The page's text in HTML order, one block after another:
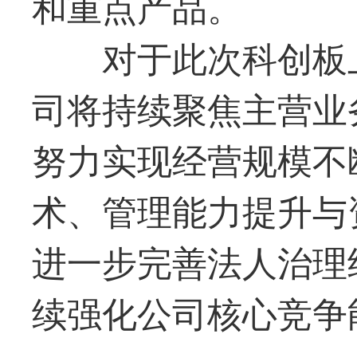
对于此次科创板
司将持续聚焦主营
努力实现经营规模
术、管理能力提升
进一步完善法人治
续强化公司核心竞